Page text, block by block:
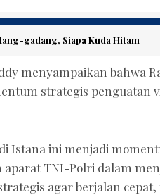
gadang, Siapa Kuda Hitam
menyampaikan bahwa
strategis penguatan
Istana ini menjadi
TNI-Polri dalam
agar berjalan